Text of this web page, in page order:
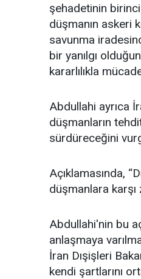
şehadetinin birinci
düşmanın askeri
savunma
bir yanılgı
kararlılıkla
Abdullahi ayrıca
düşmanların
sürdüreceğini
Açıklamasında,
düşmanlara karşı
Abdullahi'nin bu
anlaşmaya
İran Dışişleri
kendi şartlarını